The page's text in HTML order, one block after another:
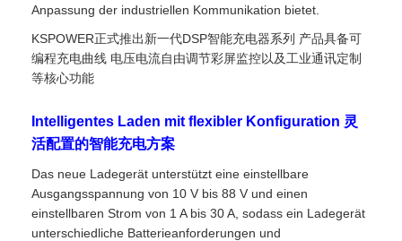
Anpassung der industriellen Kommunikation bietet.
KSPOWER正式推出新一代DSP智能充电器系列 产品具备可
编程充电曲线 电压电流自由调节彩屏监控以及工业通讯定制
等核心功能
Intelligentes Laden mit flexibler Konfiguration 灵
活配置的智能充电方案
Das neue Ladegerät unterstützt eine einstellbare
Ausgangsspannung von 10 V bis 88 V und einen
einstellbaren Strom von 1 A bis 30 A, sodass ein Ladegerät
unterschiedliche Batterieanforderungen und